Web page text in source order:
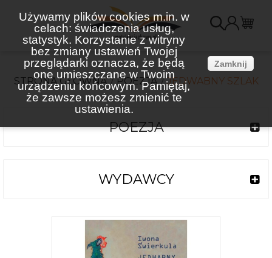
Używamy plików cookies m.in. w
celach: świadczenia usług,
statystyk. Korzystanie z witryny
bez zmiany ustawień Twojej
przeglądarki oznacza, że będą
one umieszczane w Twoim
urządzeniu końcowym. Pamiętaj,
że zawsze możesz zmienić te
ustawienia.
Zamknij
STRONA GŁÓWNA POEZJA JEDWABNY SZLAK
POEZJA
WYDAWCY